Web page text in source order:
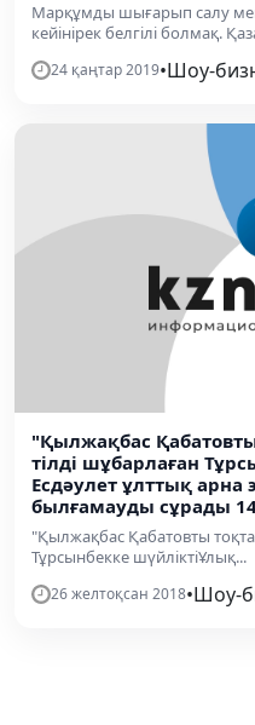
Марқұмды шығарып салу
кейінірек белгілі болмақ.
24 қаңтар 2019•Шоу-
"Қылжақбас
тілді шұбарлаған
Есдәулет ұлттық арна
былғамауды сұрады
"Қылжақбас Қабатовты
Тұрсынбекке шүйліктіҰлық...
26 желтоқсан 2018•Шоу-